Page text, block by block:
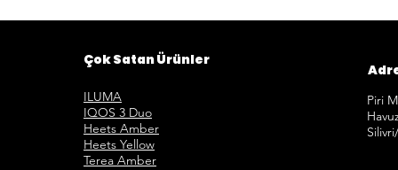
Çok Satan Ürünler
ILUMA
IQOS 3 Duo
Heets Amber
Heets Yellow
Terea Amber
Piri